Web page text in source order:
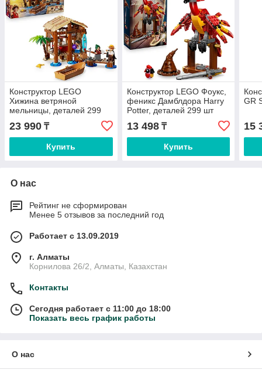
Конструктор LEGO
Хижина ветряной
мельницы, деталей 299
23 990 ₸
Купить
Конструктор LEGO Фоукс,
феникс Дамблдора Harry
Potter, деталей 299 шт
13 498₸
Купить
GR
15
О нас
Рейтинг не сформирован
Менее 5 отзывов за последний год
Работает с 13.09.2019
г. Алматы
Корнилова 26/2, Алматы, Казахстан
Контакты
Сегодня работает с 11:00 до 18:00
Показать весь график работы
О нас